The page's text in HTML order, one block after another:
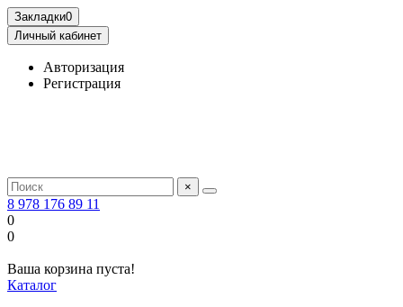
Закладки0
Личный кабинет
Авторизация
Регистрация
×
8 978 176 89 11
0
0
Ваша корзина пуста!
Каталог